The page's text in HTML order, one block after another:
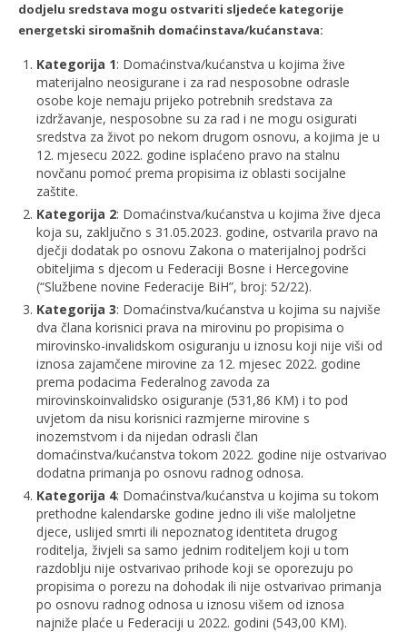
dodjelu sredstava mogu ostvariti sljedeće kategorije
energetski siromašnih domaćinstava/kućanstava:
Kategorija 1: Domaćinstva/kućanstva u kojima žive
materijalno neosigurane i za rad nesposobne odrasle
osobe koje nemaju prijeko potrebnih sredstava za
izdržavanje, nesposobne su za rad i ne mogu osigurati
sredstva za život po nekom drugom osnovu, a kojima je u
12. mjesecu 2022. godine isplaćeno pravo na stalnu
novčanu pomoć prema propisima iz oblasti socijalne
zaštite.
Kategorija 2: Domaćinstva/kućanstva u kojima žive djeca
koja su, zaključno s 31.05.2023. godine, ostvarila pravo na
dječji dodatak po osnovu Zakona o materijalnoj podršci
obiteljima s djecom u Federaciji Bosne i Hercegovine
(“Službene novine Federacije BiH”, broj: 52/22).
Kategorija 3: Domaćinstva/kućanstva u kojima su najviše
dva člana korisnici prava na mirovinu po propisima o
mirovinsko-invalidskom osiguranju u iznosu koji nije viši od
iznosa zajamčene mirovine za 12. mjesec 2022. godine
prema podacima Federalnog zavoda za
mirovinskoinvalidsko osiguranje (531,86 KM) i to pod
uvjetom da nisu korisnici razmjerne mirovine s
inozemstvom i da nijedan odrasli član
domaćinstva/kućanstva tokom 2022. godine nije ostvarivao
dodatna primanja po osnovu radnog odnosa.
Kategorija 4: Domaćinstva/kućanstva u kojima su tokom
prethodne kalendarske godine jedno ili više maloljetne
djece, uslijed smrti ili nepoznatog identiteta drugog
roditelja, živjeli sa samo jednim roditeljem koji u tom
razdoblju nije ostvarivao prihode koji se oporezuju po
propisima o porezu na dohodak ili nije ostvarivao primanja
po osnovu radnog odnosa u iznosu višem od iznosa
najniže plaće u Federaciji u 2022. godini (543,00 KM).